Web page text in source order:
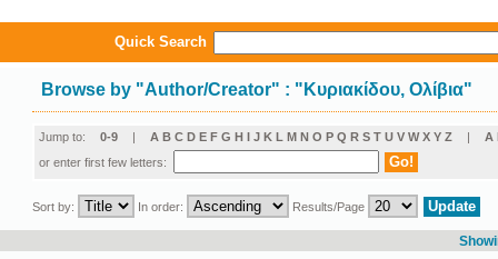
Quick Search
Browse by "Author/Creator" : "Κυριακίδου, Ολίβια"
Jump to: 0-9 | A B C D E F G H I J K L M N O P Q R S T U V W X Y Z | Α
or enter first few letters:
Sort by: In order: Results/Page